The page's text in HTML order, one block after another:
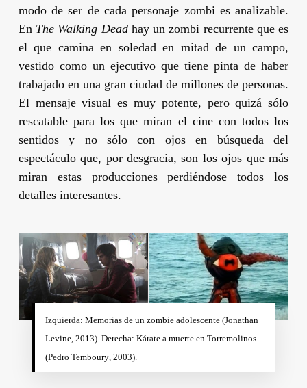
modo de ser de cada personaje zombi es analizable.
En The Walking Deadhay un zombi recurrente que es
el que camina en soledad en mitad de un campo,
vestido como un ejecutivo que tiene pinta de haber
trabajado en una gran ciudad de millones de personas.
El mensaje visual es muy potente, pero quizá sólo
rescatable para los que miran el cine con todos los
sentidos y no sólo con ojos en búsqueda del
espectáculo que, por desgracia, son los ojos que más
miran estas producciones perdiéndose todos los
detalles interesantes.
Izquierda: Memorias de un zombie adolescente (Jonathan
Levine, 2013). Derecha: Kárate a muerte en Torremolinos
(Pedro Temboury, 2003).